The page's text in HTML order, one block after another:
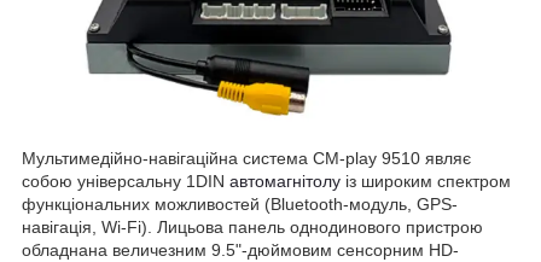
Мультимедійно-навігаційна система CM-play 9510 являє
собою універсальну 1DIN автомагнітолу із широким спектром
функціональних можливостей (Bluetooth-модуль, GPS-
навігація, Wi-Fi). Лицьова панель однодинового пристрою
обладнана величезним 9.5"-дюймовим сенсорним HD-